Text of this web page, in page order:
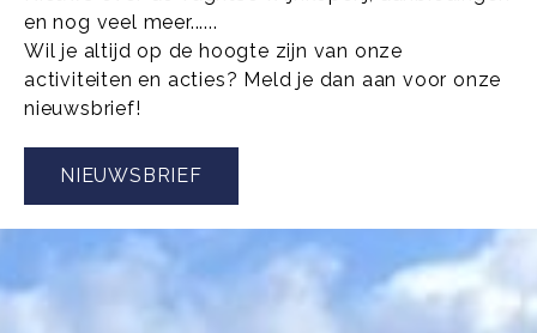
en nog veel meer......
Wil je altijd op de hoogte zijn van onze
activiteiten en acties? Meld je dan aan voor onze
nieuwsbrief!
NIEUWSBRIEF